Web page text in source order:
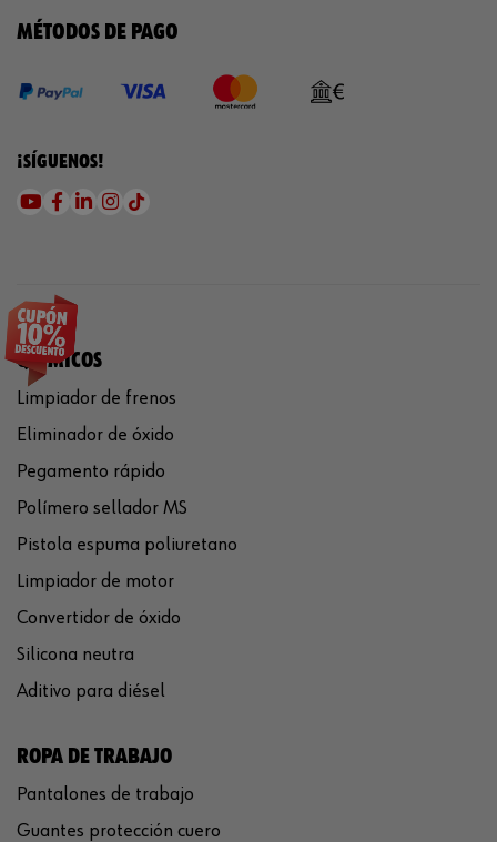
MÉTODOS DE PAGO
¡SÍGUENOS!
QUÍMICOS
Limpiador de frenos
Eliminador de óxido
Pegamento rápido
Polímero sellador MS
Pistola espuma poliuretano
Limpiador de motor
Convertidor de óxido
Silicona neutra
Aditivo para diésel
ROPA DE TRABAJO
Pantalones de trabajo
Guantes protección cuero